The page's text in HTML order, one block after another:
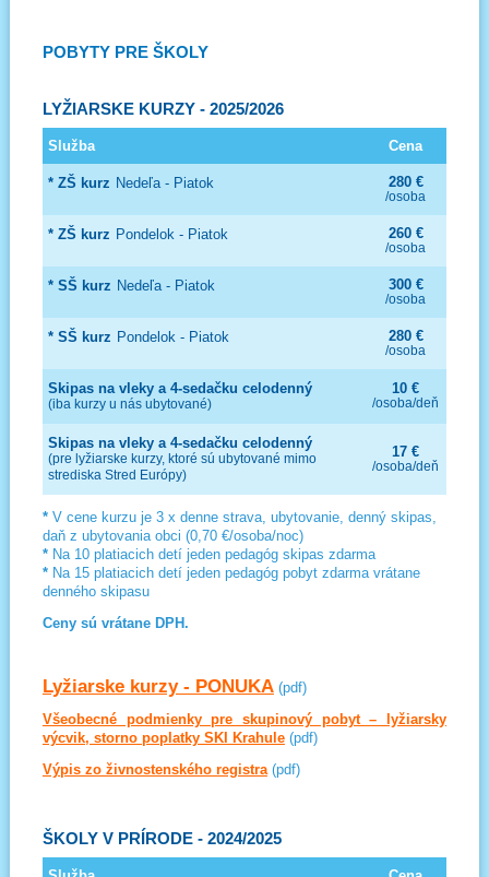
POBYTYPRE ŠKOLY
LYŽIARSKEKURZY- 2025/2026
Služba Cena
* ZŠ kurz Nedeľa - Piatok 280 €
/osoba
* ZŠ kurz Pondelok - Piatok 260 €
/osoba
* SŠ kurz Nedeľa - Piatok 300 €
/osoba
* SŠ kurz Pondelok - Piatok 280 €
/osoba
Skipas na vleky a 4-sedačku celodenný
(iba kurzy u nás ubytované)
10 €
/osoba/deň
Skipas na vleky a 4-sedačku celodenný
(pre lyžiarske kurzy, ktoré sú ubytované mimo
strediska Stred Európy)
17 €
/osoba/deň
*V cene kurzu je 3 x denne strava, ubytovanie, denný skipas,
daň z ubytovania obci (0,70 €/osoba/noc)
*Na 10 platiacich detí jeden pedagóg skipas zdarma
*Na 15 platiacich detí jeden pedagóg pobyt zdarma vrátane
denného skipasu
Ceny sú vrátane DPH.
Lyžiarske kurzy - PONUKA(pdf)
Všeobecné podmienky pre skupinový pobyt – lyžiarsky
výcvik, storno poplatky SKI Krahule(pdf)
Výpis zo živnostenského registra(pdf)
ŠKOLYV PRÍRODE- 2024/2025